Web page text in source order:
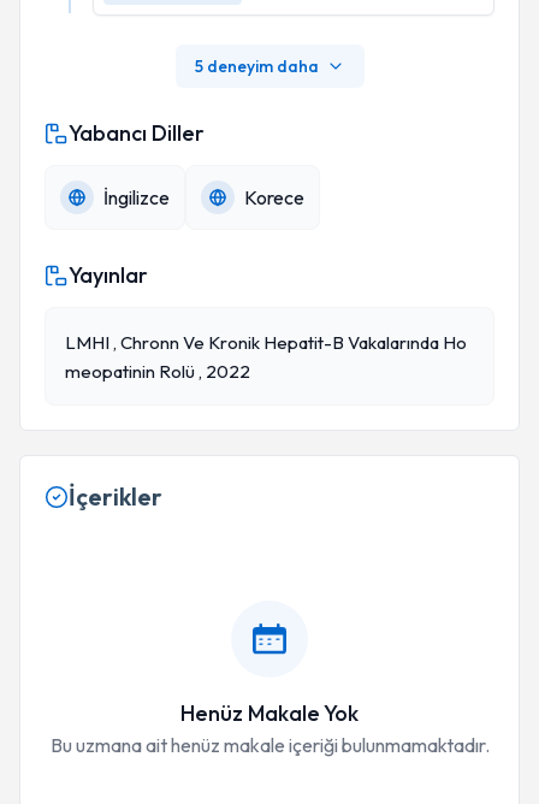
5 deneyim daha
Yabancı Diller
İngilizce Korece
Yayınlar
LMHI , Chronn Ve Kronik Hepatit-B Vakalarında Ho
Meopatinin Rolü , 2022
İçerikler
Henüz Makale Yok
Bu uzmana ait henüz makale içeriği bulunmamaktadır.